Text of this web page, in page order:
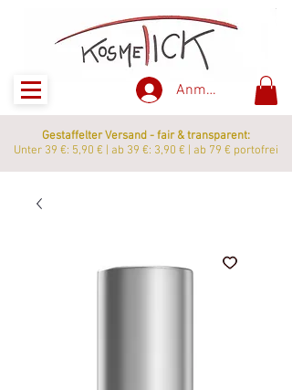
Anmelden
Gestaffelter Versand - fair & transparent:
Unter 39 €: 5,90 € | ab 39 €: 3,90 € | ab 79 € portofrei